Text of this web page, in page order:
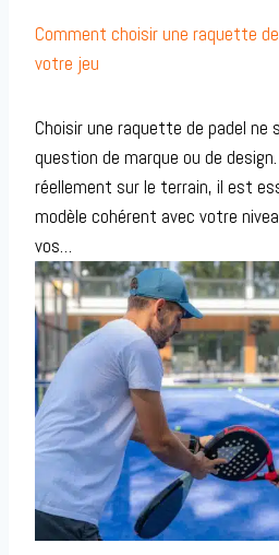
Comment choisir une raquette
votre jeu
Choisir une raquette de padel ne
question de marque ou de
réellement sur le terrain, il est
modèle cohérent avec votre
vos…